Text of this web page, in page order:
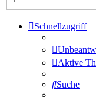
Schnellzugriff
Aktive
Suche